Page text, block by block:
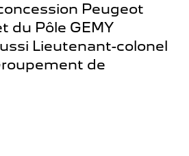
Peugeot
du Pôle GEMY
Lieutenant-colonel
de